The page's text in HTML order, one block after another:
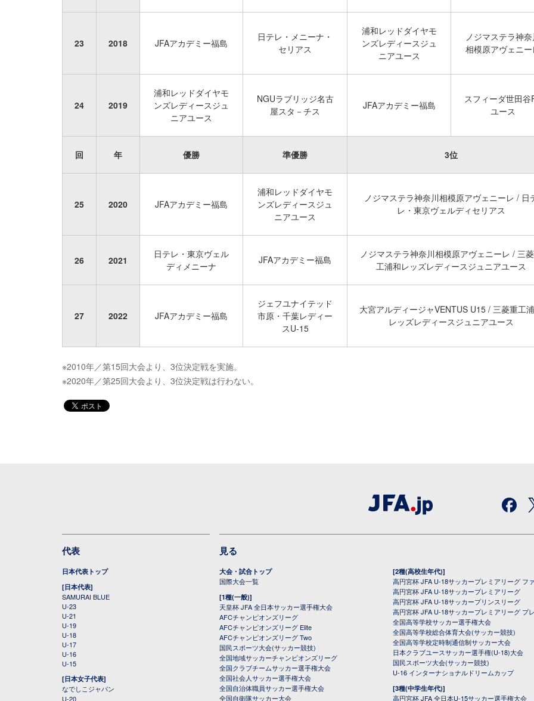
23 2018 JFAアカデミー福島
日テレ・メニーナ・
セリアス
浦和レッドダイヤモ
ンズレディースジュ
ニアユース
ノジマステラ神奈
相模原アヴェニー
24 2019
浦和レッドダイヤモ
ンズレディースジュ
ニアユース
NGUラブリッジ名古
屋スタ－チス
JFAアカデミー福島
スフィーダ世田谷
ユース
回 年 優勝 準優勝 3位
25 2020 JFAアカデミー福島
浦和レッドダイヤモ
ンズレディースジュ
ニアユース
ノジマステラ神奈川相模原アヴェニーレ / 日
レ・東京ヴェルディセリアス
26 2021
日テレ・東京ヴェル
ディメニーナ
JFAアカデミー福島
ノジマステラ神奈川相模原アヴェニーレ / 三
工浦和レッズレディースジュニアユース
27 2022 JFAアカデミー福島
ジェフユナイテッド
市原・千葉レディー
スU-15
大宮アルディージャVENTUS U15 / 三菱重工
レッズレディースジュニアユース
※2010年／第15回大会より、3位決定戦を実施。
※2020年／第25回大会より、3位決定戦は行わない。
代表
日本代表トップ
[日本代表]
SAMURAI BLUE
U-23
U-21
U-19
U-18
U-17
U-16
U-15
[日本女子代表]
なでしこジャパン
U-20
見る
大会・試合トップ
国際大会一覧
[1種(一般)]
天皇杯 JFA 全日本サッカー選手権大会
AFCチャンピオンズリーグ
AFCチャンピオンズリーグ Elite
AFCチャンピオンズリーグ Two
国民スポーツ大会(サッカー競技)
全国地域サッカーチャンピオンズリーグ
全国クラブチームサッカー選手権大会
全国社会人サッカー選手権大会
全国自治体職員サッカー選手権大会
全国自衛隊サッカー大会
[2種(高校生年代)]
高円宮杯 JFA U-18サッカープレミアリーグ フ
高円宮杯 JFA U-18サッカープレミアリーグ
高円宮杯 JFA U-18サッカープリンスリーグ
高円宮杯 JFA U-18サッカープレミアリーグ プ
全国高等学校サッカー選手権大会
全国高等学校総合体育大会(サッカー競技)
全国高等学校定時制通信制サッカー大会
日本クラブユースサッカー選手権(U-18)大会
国民スポーツ大会(サッカー競技)
U-16 インターナショナルドリームカップ
[3種(中学生年代)]
高円宮杯 JFA 全日本U-15サッカー選手権大会